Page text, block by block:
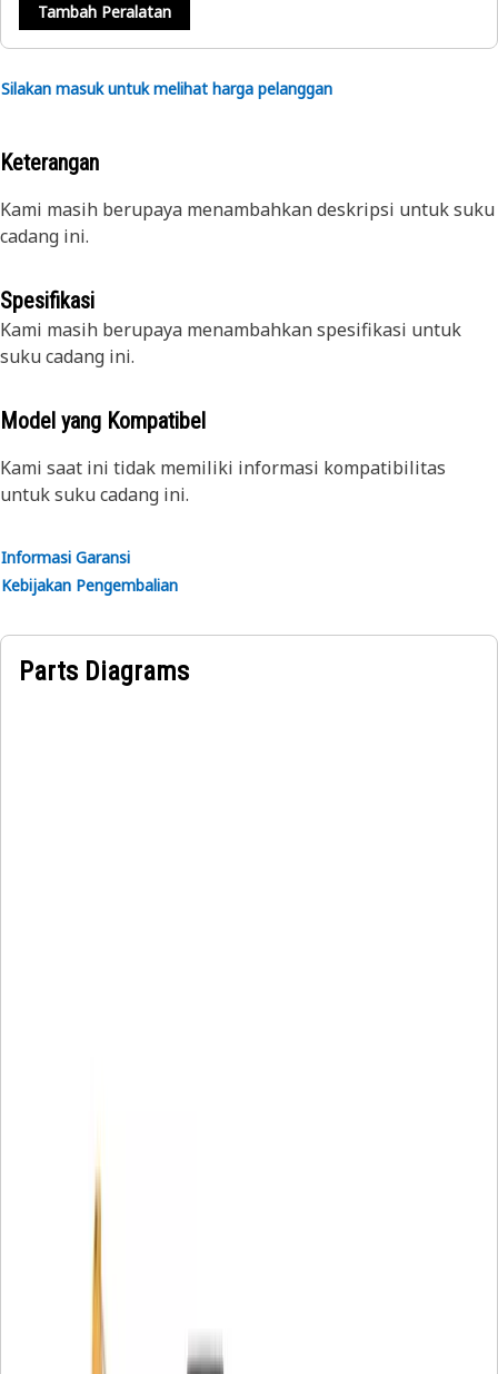
Tambah Peralatan
Silakan masuk untuk melihat harga pelanggan
Keterangan
Kami masih berupaya menambahkan deskripsi untuk suku
cadang ini.
Spesifikasi
Kami masih berupaya menambahkan spesifikasi untuk
suku cadang ini.
Model yang Kompatibel
Kami saat ini tidak memiliki informasi kompatibilitas
untuk suku cadang ini.
Informasi Garansi
Kebijakan Pengembalian
Parts Diagrams